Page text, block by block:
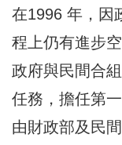
在1996 年，因
程上仍有進步
政府與民間合
任務，擔任第
由財政部及民